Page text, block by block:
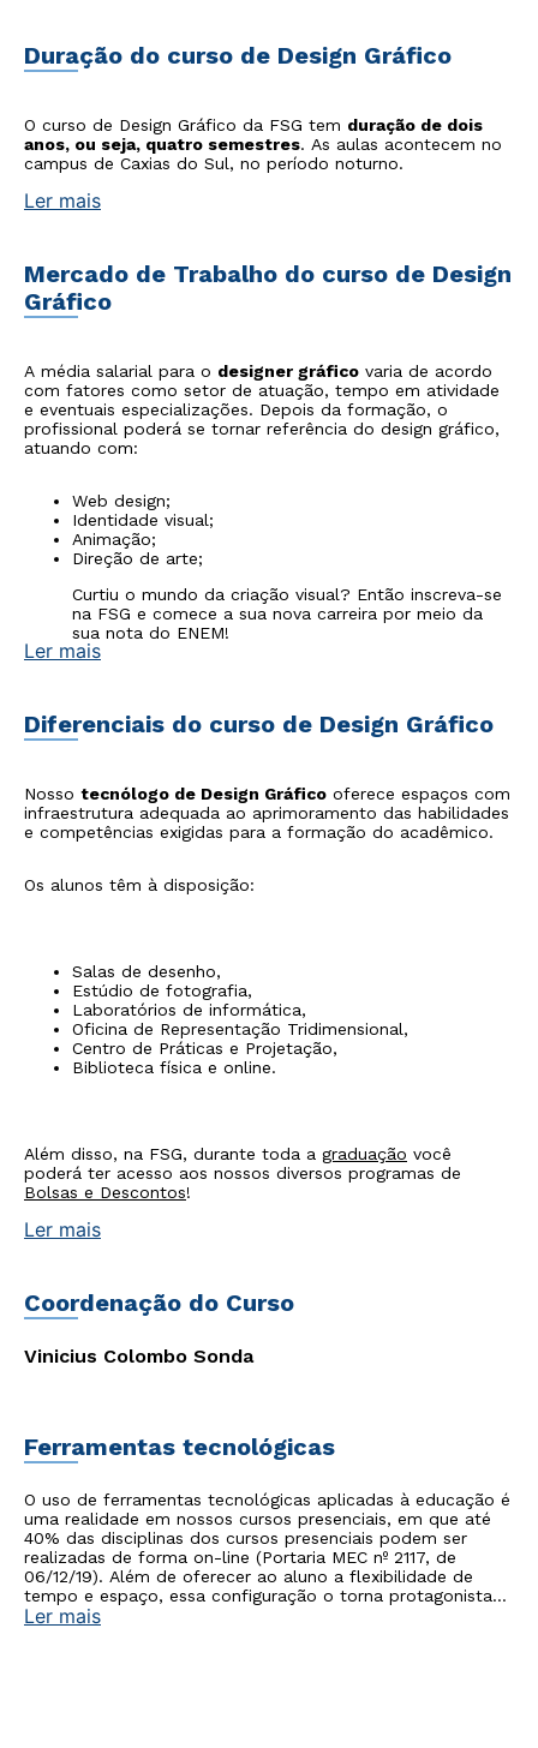
Duração do curso de Design Gráfico
O curso de Design Gráfico da FSG tem duração de dois
anos, ou seja, quatro semestres. As aulas acontecem no
campus de Caxias do Sul, no período noturno.
Ler mais
Mercado de Trabalho do curso de Design
Gráfico
A média salarial para o designer gráfico varia de acordo
com fatores como setor de atuação, tempo em atividade
e eventuais especializações. Depois da formação, o
profissional poderá se tornar referência do design gráfico,
atuando com:
Web design;
Identidade visual;
Animação;
Direção de arte;
Curtiu o mundo da criação visual? Então inscreva-se
na FSG e comece a sua nova carreira por meio da
sua nota do ENEM!
Ler mais
Diferenciais do curso de Design Gráfico
Nosso tecnólogo de Design Gráfico oferece espaços com
infraestrutura adequada ao aprimoramento das habilidades
e competências exigidas para a formação do acadêmico.
Os alunos têm à disposição:
Salas de desenho,
Estúdio de fotografia,
Laboratórios de informática,
Oficina de Representação Tridimensional,
Centro de Práticas e Projetação,
Biblioteca física e online.
Além disso, na FSG, durante toda a graduação você
poderá ter acesso aos nossos diversos programas de
Bolsas e Descontos!
Ler mais
Coordenação do Curso
Vinicius Colombo Sonda
Ferramentas tecnológicas
O uso de ferramentas tecnológicas aplicadas à educação é
uma realidade em nossos cursos presenciais, em que até
40% das disciplinas dos cursos presenciais podem ser
realizadas de forma on-line (Portaria MEC nº 2117, de
06/12/19). Além de oferecer ao aluno a flexibilidade de
tempo e espaço, essa configuração o torna protagonista
no processo de construção do seu conhecimento.
Ler mais